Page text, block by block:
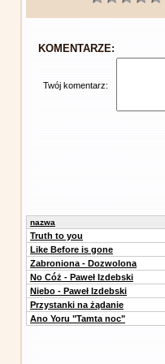
KOMENTARZE:
Twój komentarz:
nazwa
Truth to you
Like Before is gone
Zabroniona - Dozwolona
No Cóż - Paweł Izdebski
Niebo - Paweł Izdebski
Przystanki na żądanie
Ano Yoru "Tamta noc"